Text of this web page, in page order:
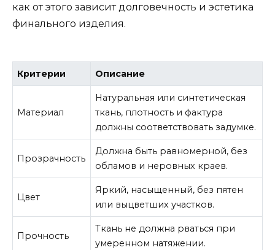
как от этого зависит долговечность и эстетика
финального изделия.
Критерии Описание
Материал
Натуральная или синтетическая
ткань, плотность и фактура
должны соответствовать задумке.
Прозрачность
Должна быть равномерной, без
обламов и неровных краев.
Цвет
Яркий, насыщенный, без пятен
или выцветших участков.
Прочность
Ткань не должна рваться при
умеренном натяжении.